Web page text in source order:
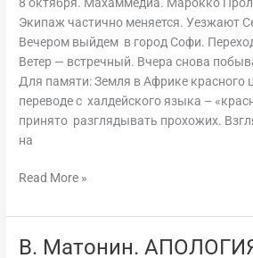
Экипаж частично меняется. Уезжают
Вечером выйдем в город Софи.
Ветер — встречный. Вчера снова
Для памяти: Земля в Африке красного
переводе с халдейского языка –
принято разглядывать прохожих.
на
на
Канары,
8-
14
октября
Read More »
В. Матонин.
В.